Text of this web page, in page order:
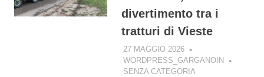
divertimento tra i
tratturi di Vieste
27 MAGGIO 2026
WORDPRESS_GARGANOIN
SENZA CATEGORIA